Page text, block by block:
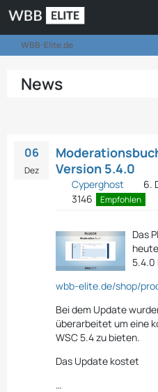
WBB-Elite.de
News
06
Dez
Version 5.4.0
Cyperghost
6.
3146
Empfohlen
Das
5.4.0
wbb-elite.de/shop/
Bei dem Update
überarbeitet um eine
WSC 5.4 zu bieten.
Das Update kostet
…